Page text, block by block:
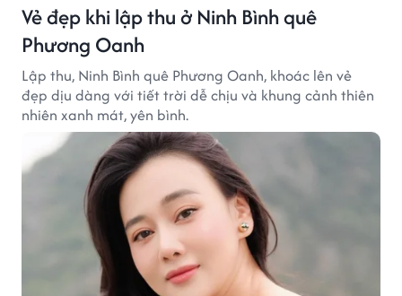
Vẻ đẹp khi lập thu ở Ninh Bình quê
Phương Oanh
Lập thu, Ninh Bình quê Phương Oanh, khoác lên vẻ
đẹp dịu dàng với tiết trời dễ chịu và khung cảnh thiên
nhiên xanh mát, yên bình.